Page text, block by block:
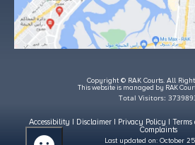
Copyright © RAK Courts. All
This website is managed by RAK
Total Visitors:
Accessibility | Disclaimer | Privacy Policy |
Complaints
Last updated on: October